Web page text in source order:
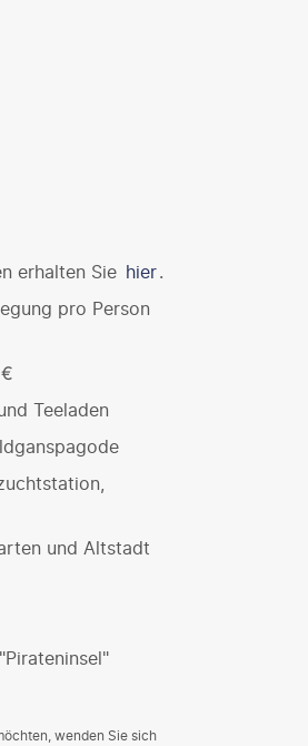
erhalten Sie hier .
pro Person
Teeladen
und Altstadt
wenden Sie sich